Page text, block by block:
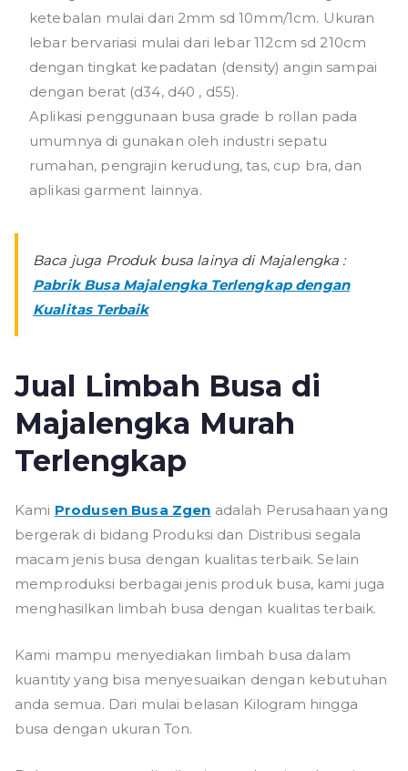
ketebalan mulai dari 2mm sd 10mm/1cm. Ukuran
lebar bervariasi mulai dari lebar 112cm sd 210cm
dengan tingkat kepadatan (density) angin sampai
dengan berat (d34, d40 , d55).
Aplikasi penggunaan busa grade b rollan pada
umumnya di gunakan oleh industri sepatu
rumahan, pengrajin kerudung, tas, cup bra, dan
aplikasi garment lainnya.
Baca juga Produk busa lainya di Majalengka :
Pabrik Busa Majalengka Terlengkap dengan
Kualitas Terbaik
Jual Limbah Busa di
Majalengka Murah
Terlengkap
Kami Produsen Busa Zgen adalah Perusahaan yang
bergerak di bidang Produksi dan Distribusi segala
macam jenis busa dengan kualitas terbaik. Selain
memproduksi berbagai jenis produk busa, kami juga
menghasilkan limbah busa dengan kualitas terbaik.
Kami mampu menyediakan limbah busa dalam
kuantity yang bisa menyesuaikan dengan kebutuhan
anda semua. Dari mulai belasan Kilogram hingga
busa dengan ukuran Ton.